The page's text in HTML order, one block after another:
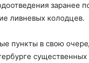
заранее
ливневых колодцев.
пункты в свою